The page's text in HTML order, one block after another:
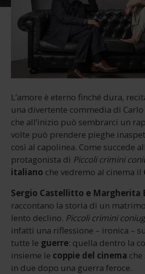
L’amore è eterno finché dura,
una divertente commedia di
che all’inizio può sembrarci un
volte può prendere pieghe
così al capolinea. Come succede
protagonista di Piccoli crimini
italiano che vedremo al cinema il
Sergio Castellitto e Margherita
raccontano la storia di un
lento declino. Piccoli crimini
infatti una riflessione – ironica –
tutte le guerre: quella dentro la
insieme le coppie del cinema
in due dopo una guerra feroce.